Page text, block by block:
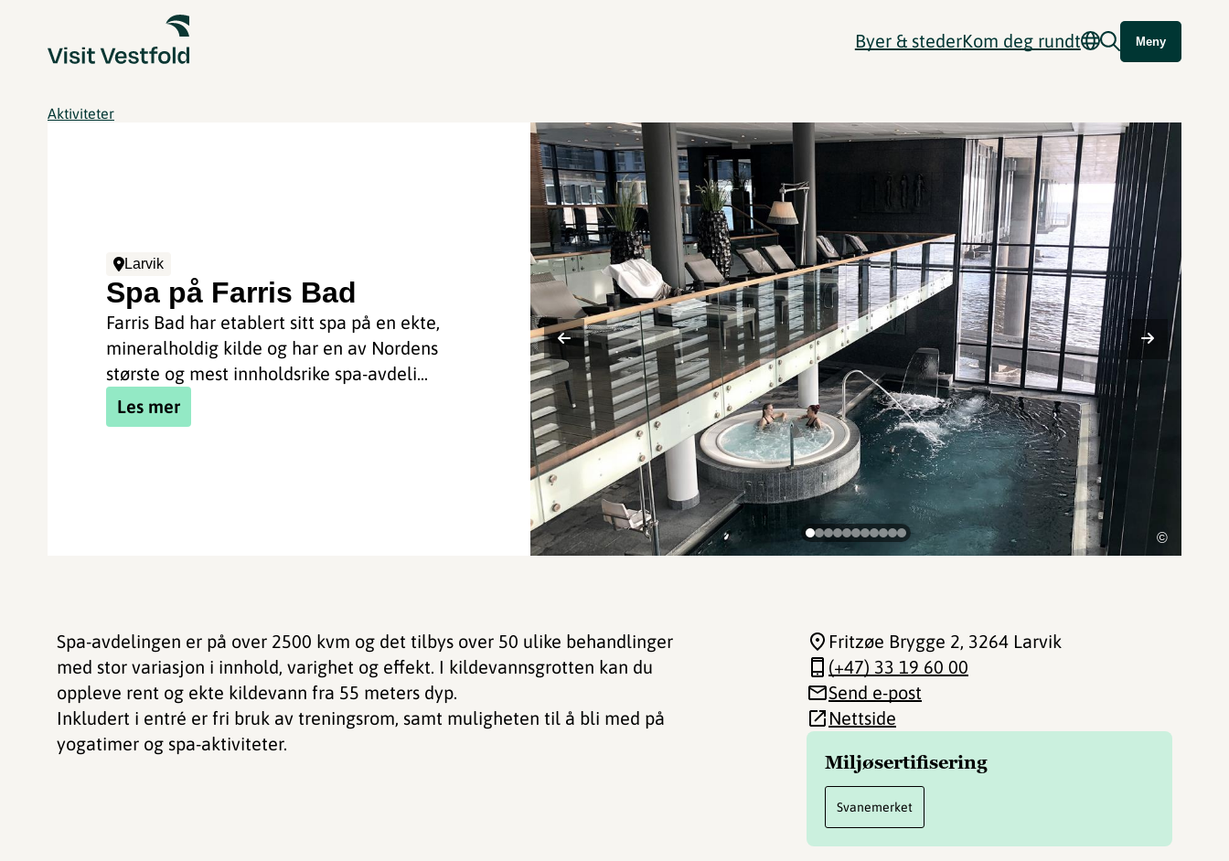
Byer & stederKom deg rundt Meny
Aktiviteter
Larvik
Spa på Farris Bad
Farris Bad har etablert sitt spa på en ekte,
mineralholdig kilde og har en av Nordens
største og mest innholdsrike spa-avdeli...
Les mer
©
Spa-avdelingen er på over 2500 kvm og det tilbys over 50 ulike behandlinger
med stor variasjon i innhold, varighet og effekt. I kildevannsgrotten kan du
oppleve rent og ekte kildevann fra 55 meters dyp.
Inkludert i entré er fri bruk av treningsrom, samt muligheten til å bli med på
yogatimer og spa-aktiviteter.
Fritzøe Brygge 2, 3264 Larvik
(+47) 33 19 60 00
Send e-post
Nettside
Miljøsertifisering
Svanemerket